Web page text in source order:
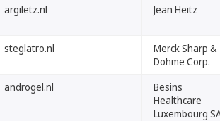
argiletz.nl Jean Heitz
steglatro.nl
Merck Sharp &
Dohme Corp.
androgel.nl
Besins
Healthcare
Luxembourg